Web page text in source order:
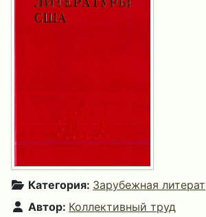
Категория: Зарубежная
Автор: Коллективный труд